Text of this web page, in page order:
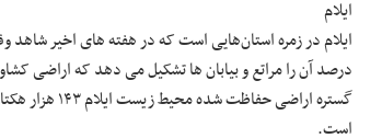
ایلام
درصد آن را مراتع و بیابان ها تشکیل می دهد که اراضی
است.